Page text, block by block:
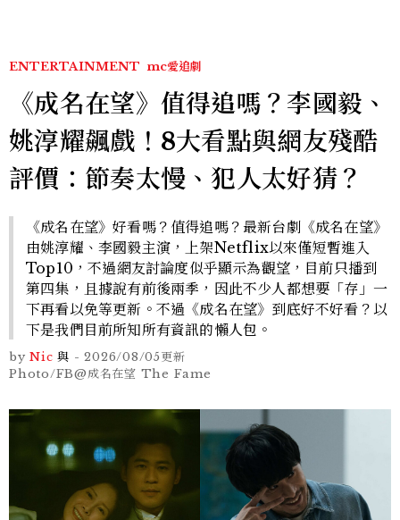
ENTERTAINMENT mc愛追劇
《成名在望》值得追嗎？李國毅、
姚淳耀飆戲！8大看點與網友殘酷
評價：節奏太慢、犯人太好猜？
《成名在望》好看嗎？值得追嗎？最新台劇《成名在望》
由姚淳耀、李國毅主演，上架Netflix以來僅短暫進入
Top10，不過網友討論度似乎顯示為觀望，目前只播到
第四集，且據說有前後兩季，因此不少人都想要「存」一
下再看以免等更新。不過《成名在望》到底好不好看？以
下是我們目前所知所有資訊的懶人包。
by Nic 與 -2026/08/05更新
Photo/FB@成名在望 The Fame